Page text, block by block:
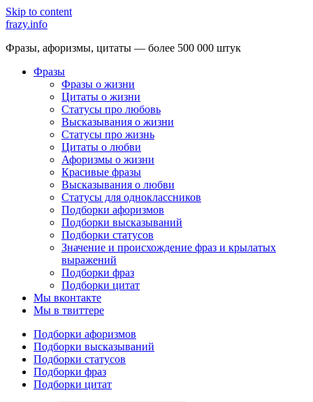
Skip to content
frazy.info
Фразы, афоризмы, цитаты — более 500 000 штук
Фразы
Фразы о жизни
Цитаты о жизни
Статусы про любовь
Высказывания о жизни
Статусы про жизнь
Цитаты о любви
Афоризмы о жизни
Красивые фразы
Высказывания о любви
Статусы для одноклассников
Подборки афоризмов
Подборки высказываний
Подборки статусов
Значение и происхождение фраз и крылатых
выражений
Подборки фраз
Подборки цитат
Мы вконтакте
Мы в твиттере
Подборки афоризмов
Подборки высказываний
Подборки статусов
Подборки фраз
Подборки цитат